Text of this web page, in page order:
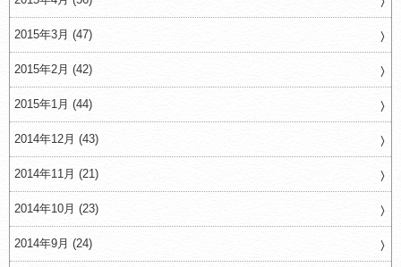
2015年3月 (47)
2015年2月 (42)
2015年1月 (44)
2014年12月 (43)
2014年11月 (21)
2014年10月 (23)
2014年9月 (24)